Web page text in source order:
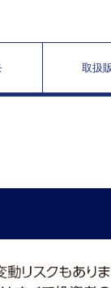
取扱